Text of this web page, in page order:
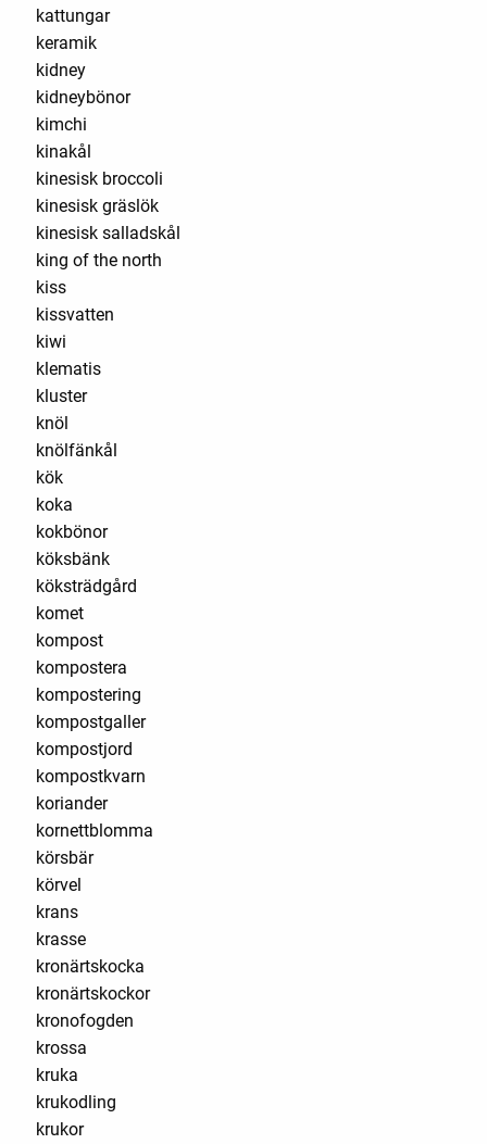
kattungar
keramik
kidney
kidneybönor
kimchi
kinakål
kinesisk broccoli
kinesisk gräslök
kinesisk salladskål
king of the north
kiss
kissvatten
kiwi
klematis
kluster
knöl
knölfänkål
kök
koka
kokbönor
köksbänk
köksträdgård
komet
kompost
kompostera
kompostering
kompostgaller
kompostjord
kompostkvarn
koriander
kornettblomma
körsbär
körvel
krans
krasse
kronärtskocka
kronärtskockor
kronofogden
krossa
kruka
krukodling
krukor